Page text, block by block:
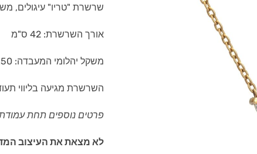
שרשרת "טריו" עיגולים,
אורך השרשרת: 42 ס"מ
משקל יהלומי המעבדה: 0.50 קראט (צבע E, ניקיון VVS1)
השרשרת מגיעה בליווי
פרטים נוספים תחת
לא מצאת את העיצוב